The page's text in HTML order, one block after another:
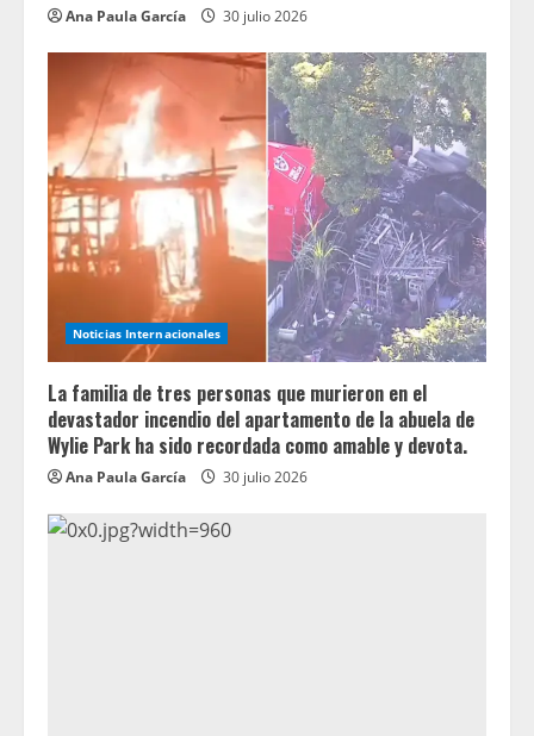
Ana Paula García 30 julio 2026
Noticias Internacionales
La familia de tres personas que murieron en el
devastador incendio del apartamento de la abuela de
Wylie Park ha sido recordada como amable y devota.
Ana Paula García 30 julio 2026